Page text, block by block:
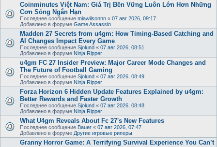
Coinminutes Việt Nam: Giá Trị Bền Vững Luôn Lớn Hơn Những
Cơn Sóng Ngắn Hạn
Последнее сообщение miawilsonnn « 07 авг 2026, 09:17
Добавлено в форуме Game Assassin
Madden 27 Secrets from u4gm: How Timing-Based Catching and
AI Changes Impact Every Game
Последнее сообщение Sjolund « 07 авг 2026, 08:51
Добавлено в форуме Ninja Ripper
u4gm FC 27 Insider Preview: Major Career Mode Changes and
The Future of Football Gaming
Последнее сообщение Sjolund « 07 авг 2026, 08:49
Добавлено в форуме Ninja Ripper
Forza Horizon 6 Hidden Update Features Explained by u4gm:
Better Rewards and Faster Growth
Последнее сообщение Sjolund « 07 авг 2026, 08:48
Добавлено в форуме Ninja Ripper
What U4gm Reveals About Fc 27's New Features
Последнее сообщение Bauer « 07 авг 2026, 07:47
Добавлено в форуме Другие игровые риперы
Granny Horror Game: A Terrifying Survival Experience You Can’t